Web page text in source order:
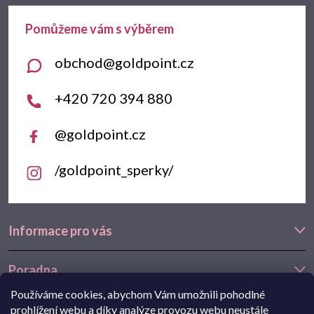
Používáme cookies, abychom Vám umožnili pohodlné
prohlížení webu a díky analýze provozu webu neustále
a
Informace pro vás
Poradna
Často hledáte
obchod@goldpoint.cz
+420 720 394 880
@goldpoint.cz
/goldpoint_sperky/